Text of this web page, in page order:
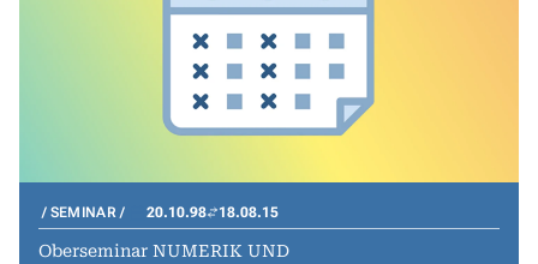
SEMINAR 20.10.98 18.08.15
Oberseminar NUMERIK UND